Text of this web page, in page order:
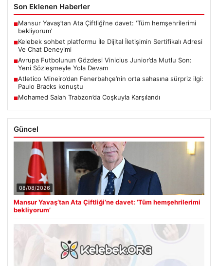
Son Eklenen Haberler
■Mansur Yavaş’tan Ata Çiftliği’ne davet: ‘Tüm hemşehrilerimi
bekliyorum’
■Kelebek sohbet platformu İle Dijital İletişimin Sertifikalı Adresi
Ve Chat Deneyimi
■Avrupa Futbolunun Gözdesi Vinicius Junior’da Mutlu Son:
Yeni Sözleşmeyle Yola Devam
■Atletico Mineiro’dan Fenerbahçe’nin orta sahasına sürpriz ilgi:
Paulo Bracks konuştu
■Mohamed Salah Trabzon’da Coşkuyla Karşılandı
Güncel
08/08/2026
Mansur Yavaş’tan Ata Çiftliği’ne davet: ‘Tüm hemşehrilerimi
bekliyorum’